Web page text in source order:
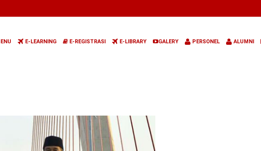
E-LEARNING E-REGISTRASI E-LIBRARY GALERY PERSONEL ALUMNI